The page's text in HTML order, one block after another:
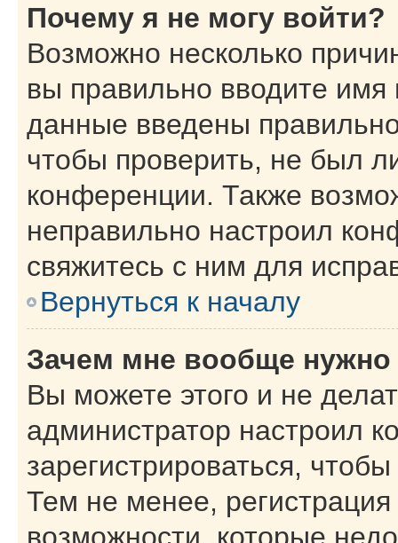
Почему я не могу войти?
Возможно несколько
вы правильно вводите имя
данные введены
чтобы проверить, не был
конференции. Также
неправильно настроил
свяжитесь с ним для
Вернуться к началу
Зачем мне вообще нужно
Вы можете этого и не
администратор настроил
зарегистрироваться,
Тем не менее,
возможности, которые